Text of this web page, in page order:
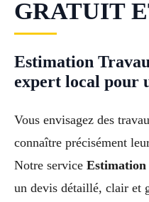
GRATUIT
Estimation
expert local pour
Vous envisagez des
connaître précisément
Notre service
un devis détaillé, clair et